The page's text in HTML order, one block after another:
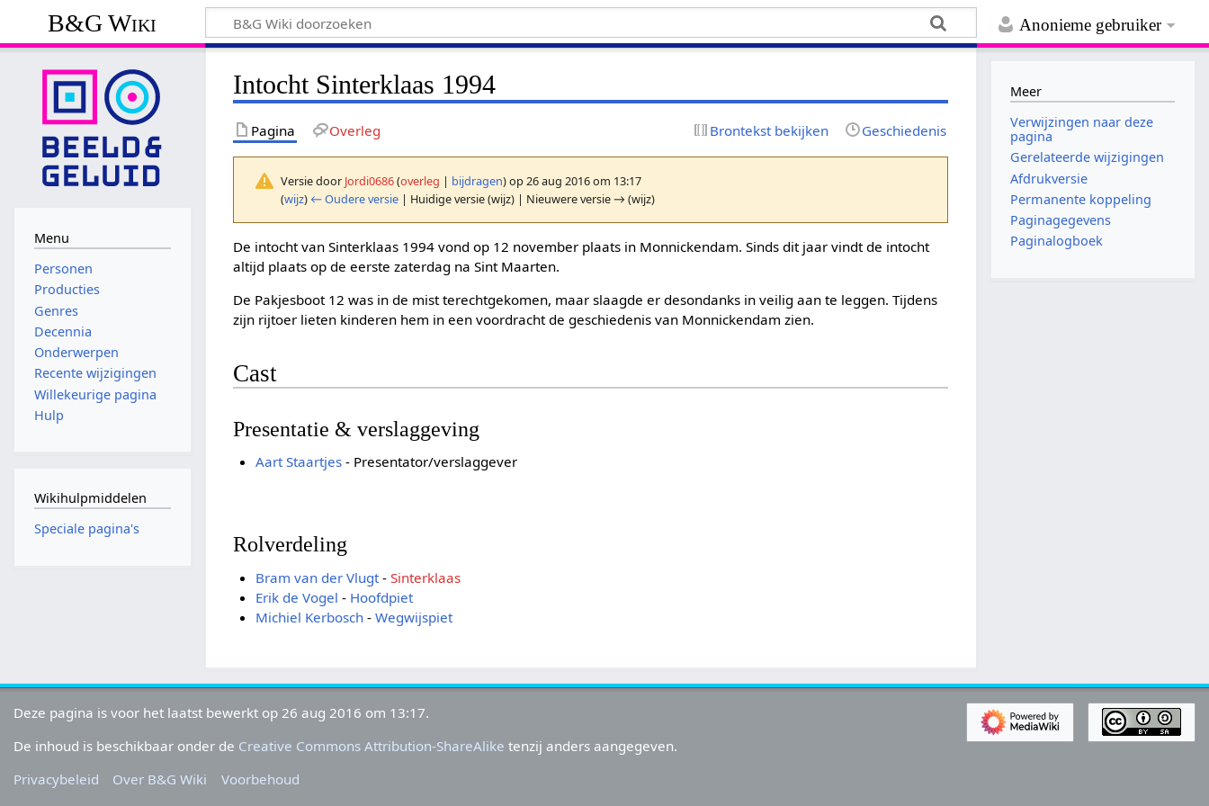
Anonieme gebruiker
B&G Wiki
Intocht Sinterklaas 1994
Pagina Overleg Brontekst bekijken Geschiedenis
Versie door Jordi0686(overleg | bijdragen)op 26 aug 2016 om 13:17
(wijz) ← Oudere versie | Huidige versie (wijz) | Nieuwere versie → (wijz)
De intocht van Sinterklaas 1994 vond op 12 november plaats in Monnickendam. Sinds dit jaar vindt de intocht
altijd plaats op de eerste zaterdag na Sint Maarten.
De Pakjesboot 12 was in de mist terechtgekomen, maar slaagde er desondanks in veilig aan te leggen. Tijdens
zijn rijtoer lieten kinderen hem in een voordracht de geschiedenis van Monnickendam zien.
Cast
Presentatie & verslaggeving
Aart Staartjes- Presentator/verslaggever
Rolverdeling
Bram van der Vlugt- Sinterklaas
Erik de Vogel - Hoofdpiet
Michiel Kerbosch- Wegwijspiet
Menu
Personen
Producties
Genres
Decennia
Onderwerpen
Recente wijzigingen
Willekeurige pagina
Hulp
Wikihulpmiddelen
Speciale pagina's
Meer
Verwijzingen naar deze
pagina
Gerelateerde wijzigingen
Afdrukversie
Permanente koppeling
Paginagegevens
Paginalogboek
Deze pagina is voor het laatst bewerkt op 26 aug 2016 om 13:17.
De inhoud is beschikbaar onder de Creative Commons Attribution-ShareAlike tenzij anders aangegeven.
Privacybeleid
Over B&G Wiki Voorbehoud